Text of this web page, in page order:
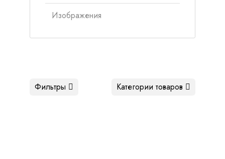
Изображения
Категории товаров
Фильтры